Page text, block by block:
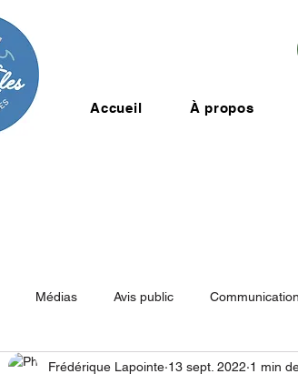
Accueil À propos
Médias Avis public
Frédérique Lapointe 13 sept. 2022 1 min